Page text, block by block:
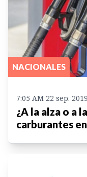
NACIONALES
7:05 AM 22 sep. 2019
¿A la alza o a
carburantes